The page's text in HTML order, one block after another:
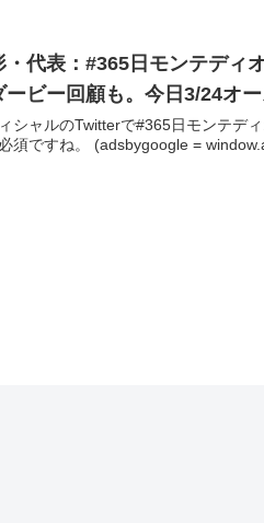
・代表：#365日モンテディ
ービー回顧も。今日3/24オ
シャルのTwitterで#365日モンテデ
須ですね。 (adsbygoogle =